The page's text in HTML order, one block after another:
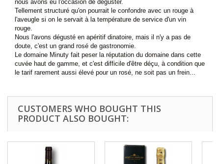
nous avons eu l'occasion de déguster.
Tellement structuré qu'on pourrait le confondre avec un rouge à
l'aveugle si on le servait à la température de service d'un vin
rouge.
Nous l'avons dégusté en apéritif dinatoire, mais il n'y a pas de
doute, c'est un grand rosé de gastronomie.
Le domaine Minuty fait peser la réputation du domaine dans cette
cuvée haut de gamme, et c'est difficile d'être déçu, à condition que
le tarif rarement aussi élevé pour un rosé, ne soit pas un frein...
CUSTOMERS WHO BOUGHT THIS
PRODUCT ALSO BOUGHT: